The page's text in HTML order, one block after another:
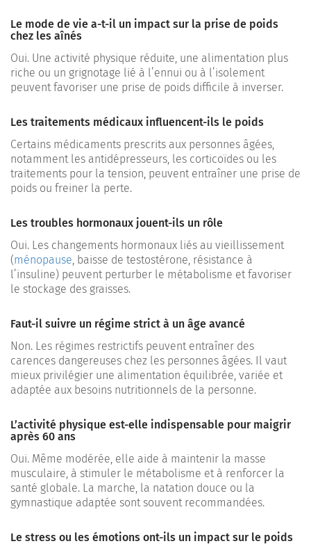
Le mode de vie a-t-il un impact sur la prise de poids
chez les aînés
Oui. Une activité physique réduite, une alimentation plus
riche ou un grignotage lié à l’ennui ou à l’isolement
peuvent favoriser une prise de poids difficile à inverser.
Les traitements médicaux influencent-ils le poids
Certains médicaments prescrits aux personnes âgées,
notamment les antidépresseurs, les corticoïdes ou les
traitements pour la tension, peuvent entraîner une prise de
poids ou freiner la perte.
Les troubles hormonaux jouent-ils un rôle
Oui. Les changements hormonaux liés au vieillissement
(ménopause, baisse de testostérone, résistance à
l’insuline) peuvent perturber le métabolisme et favoriser
le stockage des graisses.
Faut-il suivre un régime strict à un âge avancé
Non. Les régimes restrictifs peuvent entraîner des
carences dangereuses chez les personnes âgées. Il vaut
mieux privilégier une alimentation équilibrée, variée et
adaptée aux besoins nutritionnels de la personne.
L’activité physique est-elle indispensable pour maigrir
après 60 ans
Oui. Même modérée, elle aide à maintenir la masse
musculaire, à stimuler le métabolisme et à renforcer la
santé globale. La marche, la natation douce ou la
gymnastique adaptée sont souvent recommandées.
Le stress ou les émotions ont-ils un impact sur le poids